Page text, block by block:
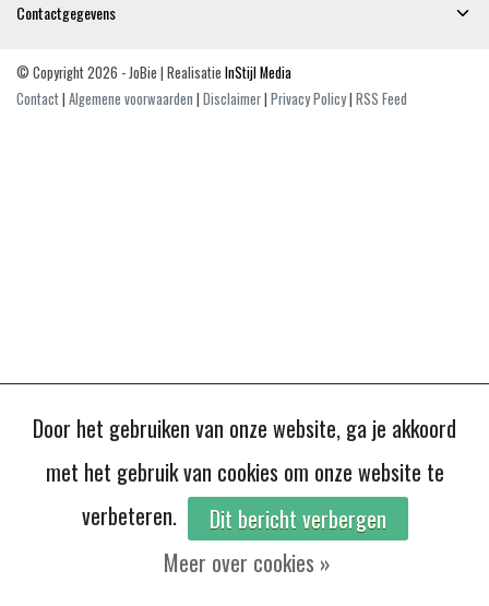
Contactgegevens
© Copyright 2026 - JoBie | Realisatie InStijl Media
Contact| Algemene voorwaarden | Disclaimer| Privacy Policy| RSS Feed
Door het gebruiken van onze website, ga je akkoord
met het gebruik van cookies om onze website te
verbeteren.
Dit bericht verbergen
Meer over cookies »